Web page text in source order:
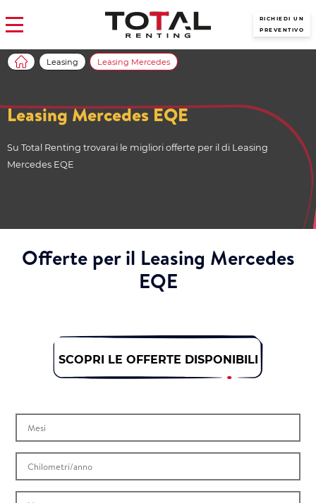
RICHIEDI UN
PREVENTIVO
Leasing Mercedes EQE
Su Total Renting trovarai le migliori offerte per il di Leasing
Mercedes EQE
Leasing Leasing Mercedes
Offerte per il Leasing Mercedes
EQE
SCOPRI LE OFFERTE DISPONIBILI